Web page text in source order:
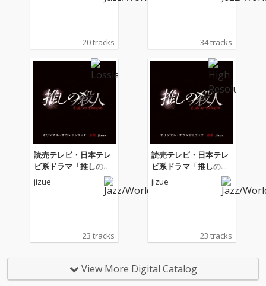
20 tracks 34 tracks
読売テレビ・日本テレ
ビ系ドラマ「推しの殺
人」オリジナル・サウ
ンドトラック
jizue
23 tracks
読売テレビ・日本テレ
ビ系ドラマ「推しの殺
人」オリジナル・サウ
ンドトラック
jizue
23 tracks
View More Digital Catalog